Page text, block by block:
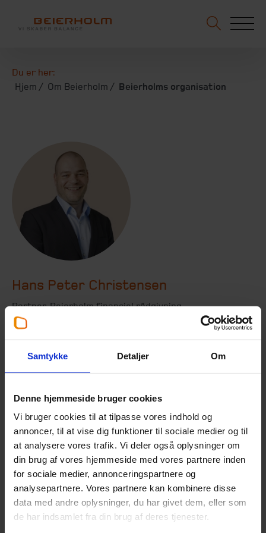
Samtykke Detaljer Om
Denne hjemmeside bruger cookies
Vi bruger cookies til at tilpasse vores indhold og
annoncer, til at vise dig funktioner til sociale medier og til
at analysere vores trafik. Vi deler også oplysninger om
din brug af vores hjemmeside med vores partnere inden
for sociale medier, annonceringspartnere og
analysepartnere. Vores partnere kan kombinere disse
data med andre oplysninger, du har givet dem, eller som
de har indsamlet fra din brug af deres tjenester.
Du er her:
Hjem
Om Beierholm Beierholms organisation
Hans Peter Christensen
Partner,Beierholm finansiel rådgivning
+45 58 55 83 40
hpc@beierholm.dk
Er specialist indenfor:
Family Office
Finansiel rådgivning
Arbejder her: